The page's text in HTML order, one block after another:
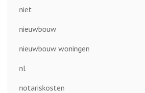
niet
nieuwbouw
nieuwbouw woningen
nl
notariskosten